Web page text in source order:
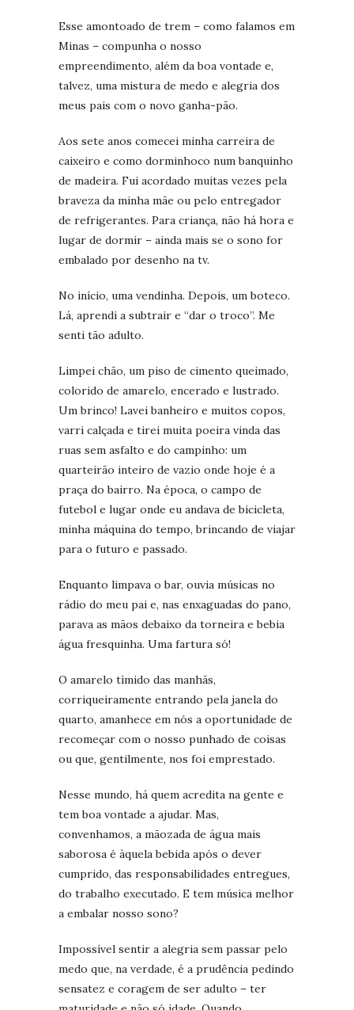
Esse amontoado de trem – como falamos em
Minas – compunha o nosso
empreendimento, além da boa vontade e,
talvez, uma mistura de medo e alegria dos
meus pais com o novo ganha-pão.
Aos sete anos comecei minha carreira de
caixeiro e como dorminhoco num banquinho
de madeira. Fui acordado muitas vezes pela
braveza da minha mãe ou pelo entregador
de refrigerantes. Para criança, não há hora e
lugar de dormir – ainda mais se o sono for
embalado por desenho na tv.
No início, uma vendinha. Depois, um boteco.
Lá, aprendi a subtrair e “dar o troco”. Me
senti tão adulto.
Limpei chão, um piso de cimento queimado,
colorido de amarelo, encerado e lustrado.
Um brinco! Lavei banheiro e muitos copos,
varri calçada e tirei muita poeira vinda das
ruas sem asfalto e do campinho: um
quarteirão inteiro de vazio onde hoje é a
praça do bairro. Na época, o campo de
futebol e lugar onde eu andava de bicicleta,
minha máquina do tempo, brincando de viajar
para o futuro e passado.
Enquanto limpava o bar, ouvia músicas no
rádio do meu pai e, nas enxaguadas do pano,
parava as mãos debaixo da torneira e bebia
água fresquinha. Uma fartura só!
O amarelo tímido das manhãs,
corriqueiramente entrando pela janela do
quarto, amanhece em nós a oportunidade de
recomeçar com o nosso punhado de coisas
ou que, gentilmente, nos foi emprestado.
Nesse mundo, há quem acredita na gente e
tem boa vontade a ajudar. Mas,
convenhamos, a mãozada de água mais
saborosa é àquela bebida após o dever
cumprido, das responsabilidades entregues,
do trabalho executado. E tem música melhor
a embalar nosso sono?
Impossível sentir a alegria sem passar pelo
medo que, na verdade, é a prudência pedindo
sensatez e coragem de ser adulto – ter